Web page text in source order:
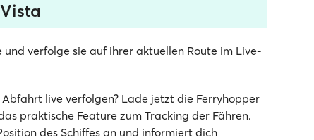
verfolge sie auf ihrer aktuellen Route im Live-
live verfolgen? Lade jetzt die Ferryhopper
praktische Feature zum Tracking der Fähren.
des Schiffes an und informiert dich